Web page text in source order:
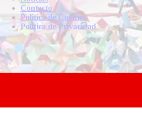
Contacto
Politica de Cookies
Politica de Privacidad